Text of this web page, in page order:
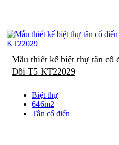
Mẫu thiết kế biệt thự tân cổ
Đồi T5 KT22029
Biệt thự
646m2
Tân cổ điển